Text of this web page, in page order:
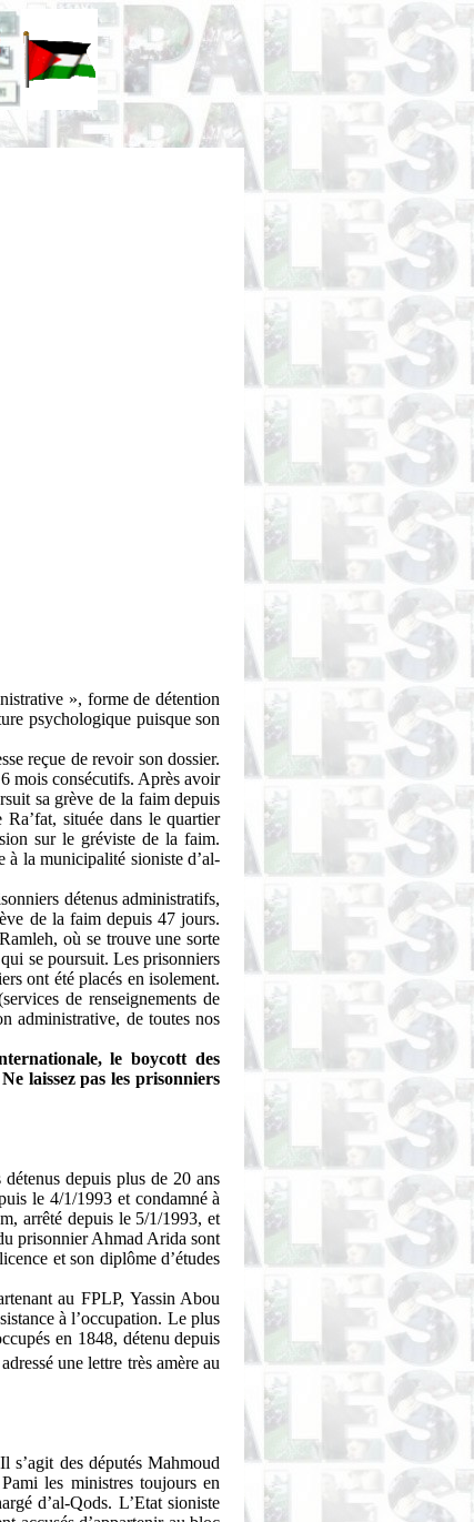
», forme de détention
psychologique puisque son
reçue de revoir son dossier.
mois consécutifs. Après avoir
sa grève de la faim depuis
Ra’fat, située dans le quartier
sur le gréviste de la faim.
à la municipalité sioniste d’al-
détenus administratifs,
de la faim depuis 47 jours.
où se trouve une sorte
se poursuit. Les prisonniers
ont été placés en isolement.
de renseignements de
administrative, de toutes nos
le boycott des
laissez pas les prisonniers
depuis plus de 20 ans
le 4/1/1993 et condamné à
, arrêté depuis le 5/1/1993, et
prisonnier Ahmad Arida sont
et son diplôme d’études
au FPLP, Yassin Abou
à l’occupation. Le plus
en 1848, détenu depuis
une lettre très amère au
s’agit des députés Mahmoud
Pami les ministres toujours en
d’al-Qods. L’Etat sioniste